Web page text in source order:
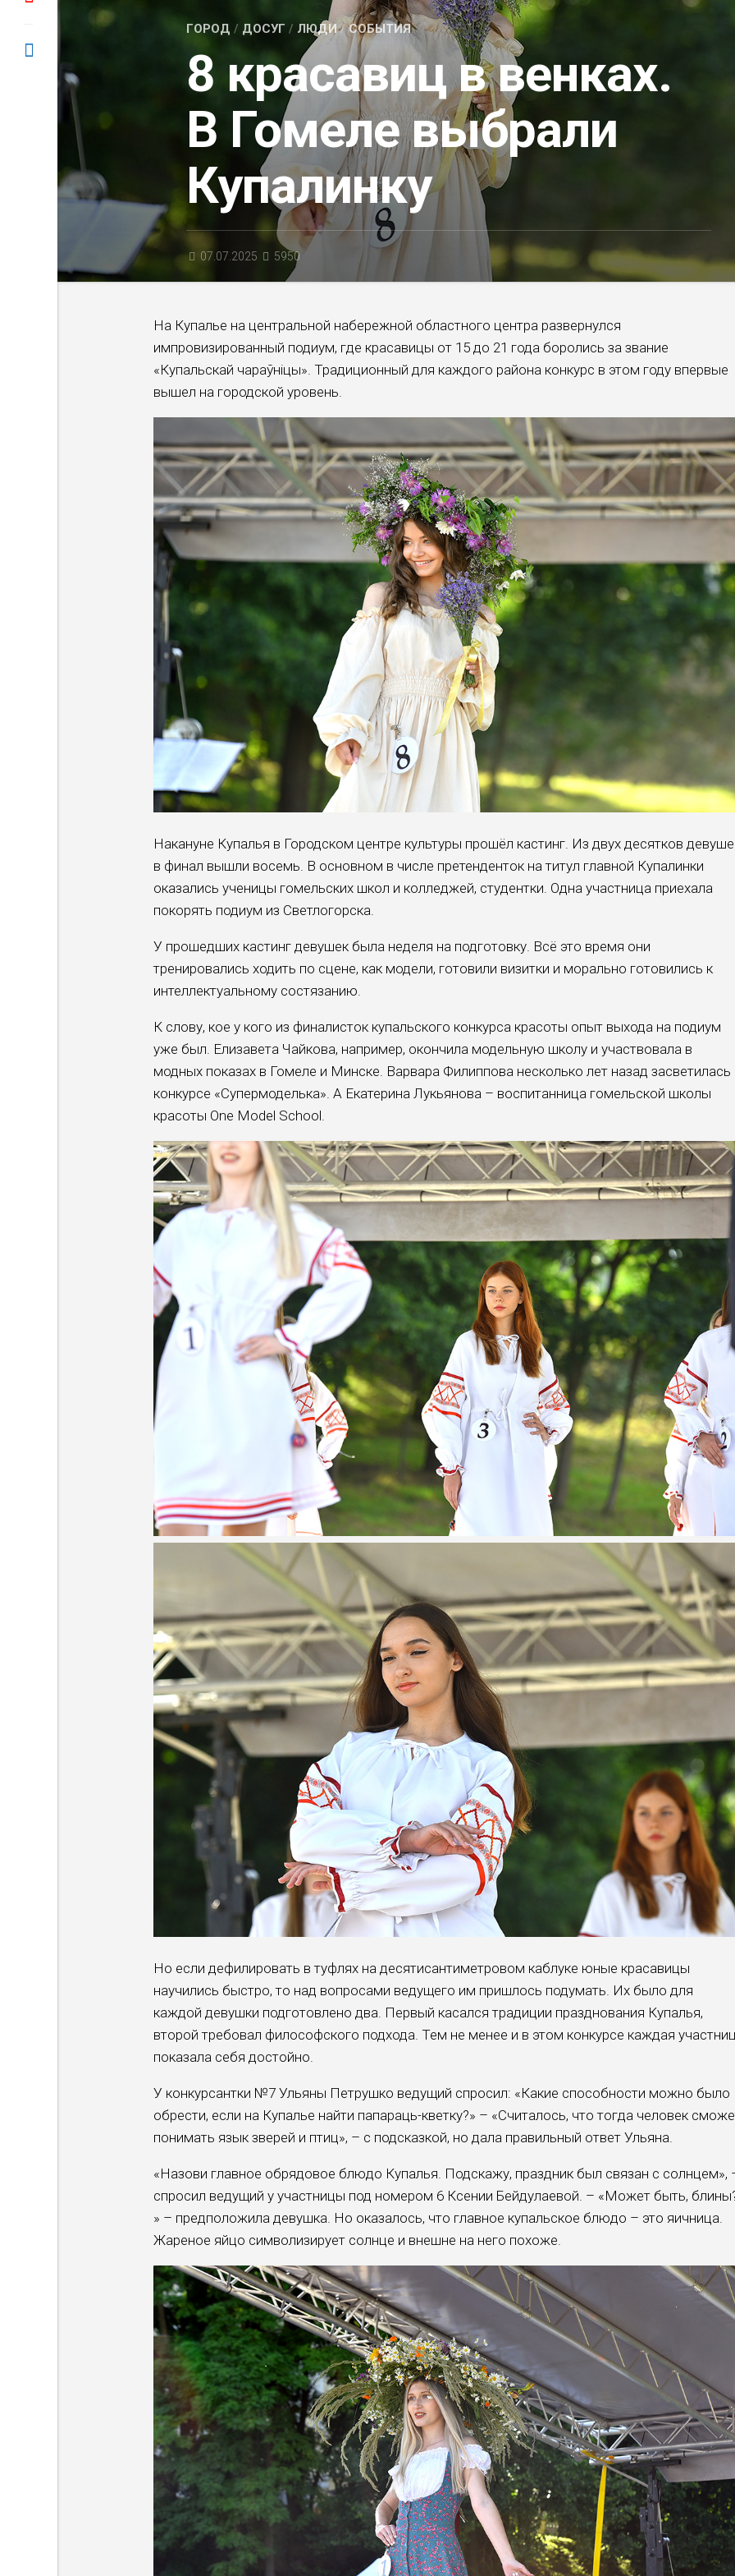
ГОРОД / ДОСУГ / ЛЮДИ/СОБЫТИЯ
8 красавиц в венках.
В Гомеле выбрали
Купалинку
07.07.2025 5950
На Купалье на центральной набережной областного центра развернулся
импровизированный подиум, где красавицы от 15 до 21 года боролись за звание
«Купальскай чараўніцы». Традиционный для каждого района конкурс в этом году впервые
вышел на городской уровень.
Накануне Купалья в Городском центре культуры прошёл кастинг. Из двух десятков
в финал вышли восемь. В основном в числе претенденток на титул главной Купалинки
оказались ученицы гомельских школ и колледжей, студентки. Одна участница приехала
покорять подиум из Светлогорска.
У прошедших кастинг девушек была неделя на подготовку. Всё это время они
тренировались ходить по сцене, как модели, готовили визитки и морально готовились к
интеллектуальному состязанию.
К слову, кое у кого из финалисток купальского конкурса красоты опыт выхода на подиум
уже был. Елизавета Чайкова, например, окончила модельную школу и участвовала в
модных показах в Гомеле и Минске. Варвара Филиппова несколько лет назад засветилась
конкурсе «Супермоделька». А Екатерина Лукьянова – воспитанница гомельской школы
красоты One Model School.
Но если дефилировать в туфлях на десятисантиметровом каблуке юные красавицы
научились быстро, то над вопросами ведущего им пришлось подумать. Их было для
каждой девушки подготовлено два. Первый касался традиции празднования Купалья,
второй требовал философского подхода. Тем не менее и в этом конкурсе каждая
показала себя достойно.
У конкурсантки №7 Ульяны Петрушко ведущий спросил: «Какие способности можно было
обрести, если на Купалье найти папараць-кветку?» – «Считалось, что тогда человек
понимать язык зверей и птиц», – с подсказкой, но дала правильный ответ Ульяна.
«Назови главное обрядовое блюдо Купалья. Подскажу, праздник был связан с солнцем»,
спросил ведущий у участницы под номером 6 Ксении Бейдулаевой. – «Может быть,
» – предположила девушка. Но оказалось, что главное купальское блюдо – это яичница.
Жареное яйцо символизирует солнце и внешне на него похоже.